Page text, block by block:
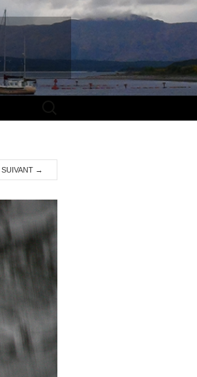
SUIVANT →